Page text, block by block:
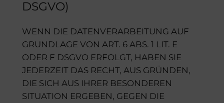
DSGVO)
WENN DIE DATENVERARBEITUNG AUF
GRUNDLAGE VON ART. 6 ABS. 1 LIT. E
ODER F DSGVO ERFOLGT, HABEN SIE
JEDERZEIT DAS RECHT, AUS GRÜNDEN,
DIE SICH AUS IHRER BESONDEREN
SITUATION ERGEBEN, GEGEN DIE